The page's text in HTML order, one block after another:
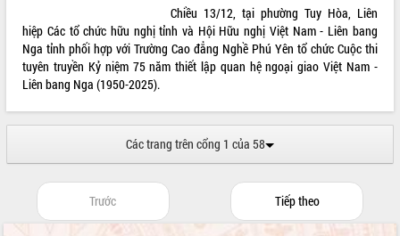
Diễn đàn Kinh tế tư nhân Việt Nam đột
phá cơ chế - Hợp tác công tư
Đề án 06 tạo bước ngoặt đột phá trong
cải cách hành chính tỉnh Đắk Lắk
Kết nối tour, đẩy mạnh chuyển đổi số
để phát triển du lịch Đắk Lắk
tầng kỹ thuật Cụm công nghiệp Tân
Tiến
Gặp mặt các cơ quan báo chí nhân Kỷ
niệm 101 năm Ngày Báo chí Cách
mạng Việt Nam
Chiều 13/12, tại phường Tuy Hòa, Liên
hiệp Các tổ chức hữu nghị tỉnh và Hội Hữu nghị Việt Nam - Liên bang
Nga tỉnh phối hợp với Trường Cao đẳng Nghề Phú Yên tổ chức Cuộc thi
tuyên truyền Kỷ niệm 75 năm thiết lập quan hệ ngoại giao Việt Nam -
Liên bang Nga (1950-2025).
Các trang trên cổng 1 của 58
Trước Tiếp theo